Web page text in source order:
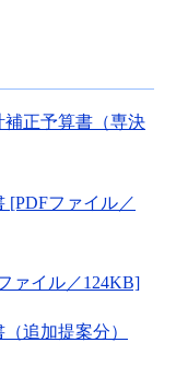
補正予算書（専決
[PDFファイル／
ァイル／124KB]
追加提案分）